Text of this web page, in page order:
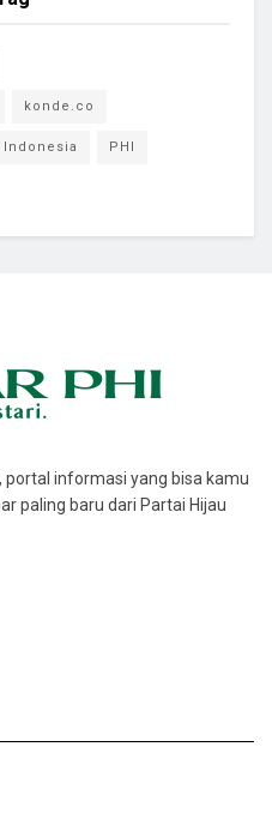
konde.co
Indonesia PHI
informasi yang bisa kamu
paling baru dari Partai Hijau